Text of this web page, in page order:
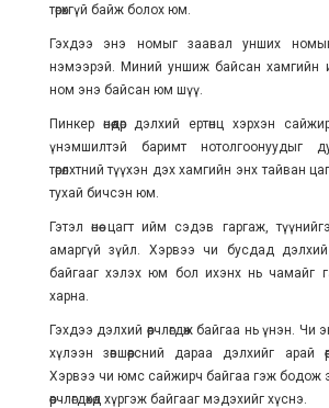
төрөхгүй байж болох юм.
Гэхдээ энэ номыг заавал унших
нэмээрэй. Миний уншиж байсан хамгийн их
ном энэ байсан юм шүү.
Пинкер өнөөдөр дэлхий ертөнц хэрхэн
үнэмшилтэй баримт нотолгоонуудыг
төрөлхтний түүхэн дэх хамгийн энх тайван
тухай бичсэн юм.
Гэтэл өнөө цагт ийм сэдэв гаргаж,
амаргүй зүйл. Хэрвээ чи бусдад
байгааг хэлэх юм бол ихэнх нь чамайг
харна.
Гэхдээ дэлхий өөрчлөгдөж байгаа нь үнэн. Чи
хүлээн зөвшөөрсний дараа дэлхийг арай
Хэрвээ чи юмс сайжирч байгаа гэж бодож
өөрчлөгдөхөд хүргэж байгааг мэдэхийг хүснэ.